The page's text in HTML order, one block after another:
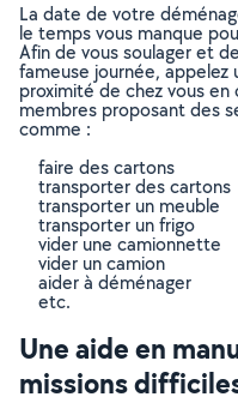
La date de votre
le temps vous manque
Afin de vous soulager et
fameuse journée, appelez
proximité de chez vous
membres proposant des
comme :
faire des cartons
transporter des cartons
transporter un meuble
transporter un frigo
vider une camionnette
vider un camion
aider à déménager
etc.
Une aide en
missions